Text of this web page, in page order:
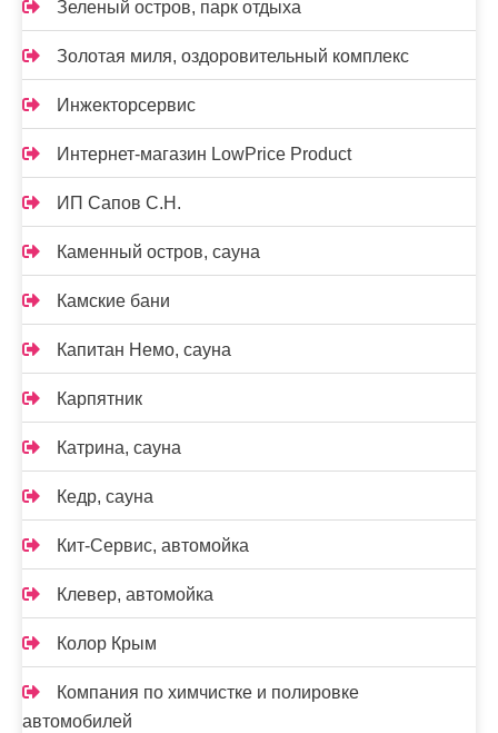
Зеленый остров, парк отдыха
Золотая миля, оздоровительный комплекс
Инжекторсервис
Интернет-магазин LowPrice Product
ИП Сапов С.Н.
Каменный остров, сауна
Камские бани
Капитан Немо, сауна
Карпятник
Катрина, сауна
Кедр, сауна
Кит-Сервис, автомойка
Клевер, автомойка
Колор Крым
Компания по химчистке и полировке
автомобилей